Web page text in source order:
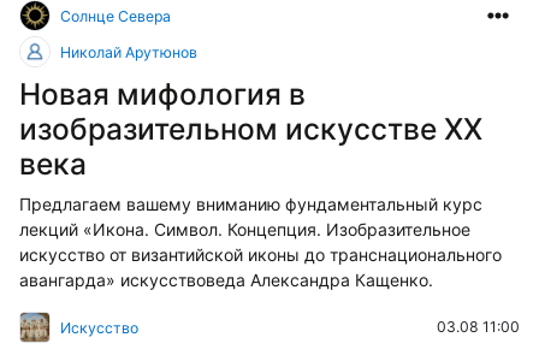
Солнце Cевера
Николай Арутюнов
Новая мифология в
изобразительном искусстве ХХ
века
Предлагаем вашему вниманию фундаментальный курс
лекций «Икона. Символ. Концепция. Изобразительное
искусство от византийской иконы до транснационального
авангарда» искусствоведа Александра Кащенко.
Искусство 03.08 11:00